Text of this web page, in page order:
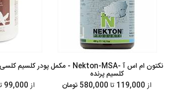
نکتون ام اس آ -Nekton-MSA - مکمل
کلسیم پرنده
از
تا
از